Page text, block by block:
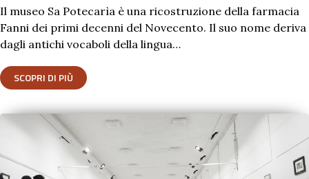
Il museo Sa Potecarìa è una ricostruzione della farmacia
Fanni dei primi decenni del Novecento. Il suo nome deriva
dagli antichi vocaboli della lingua…
SCOPRI DI PIÙ